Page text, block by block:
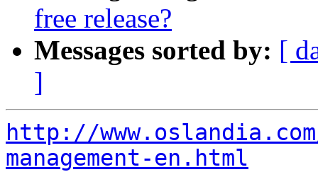
free release?
Messages sorted by: [
]
http://
management-en.html